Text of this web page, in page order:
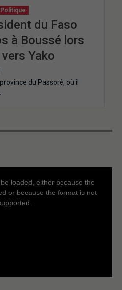
Politique
du Faso
à Boussé lors
Yako
du Passoré, où il
loaded, either because the
or because the format is not